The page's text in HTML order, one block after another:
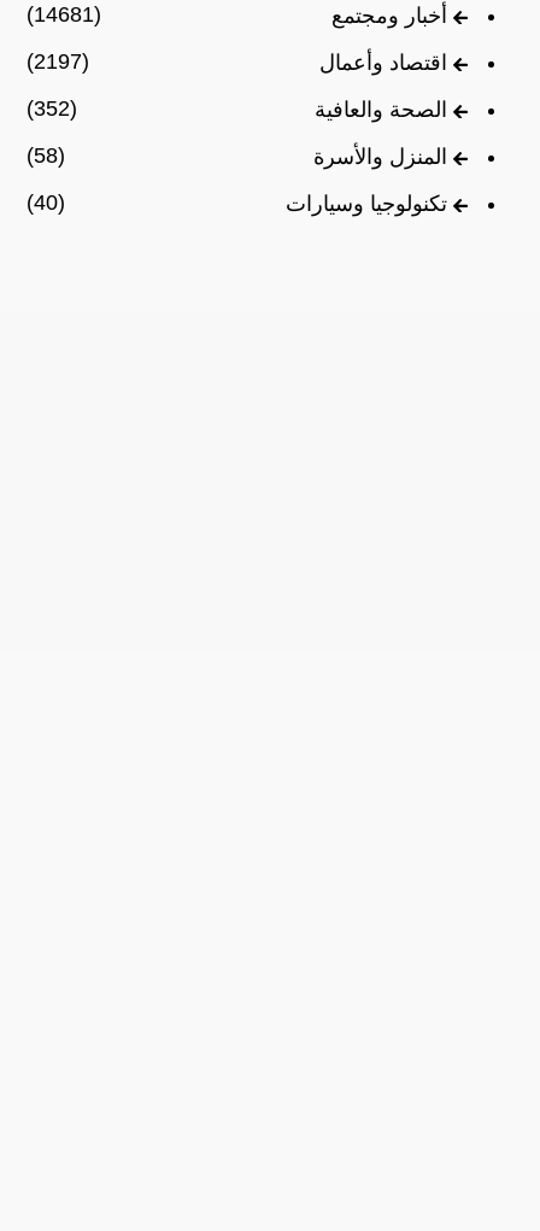
أخبار ومجتمع
(14681)
اقتصاد وأعمال
(2197)
الصحة والعافية
(352)
المنزل والأسرة
(58)
تكنولوجيا وسيارات
(40)